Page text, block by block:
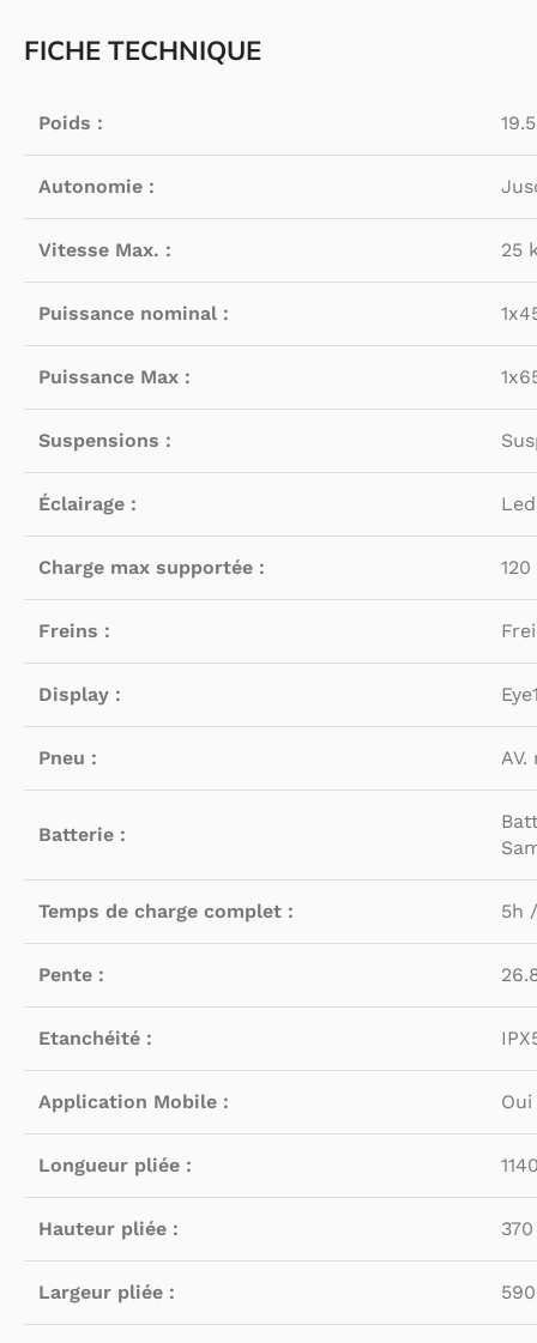
FICHE TECHNIQUE
Poids :
Autonomie :
Vitesse Max. : 25
Puissance nominal :
Puissance Max :
Suspensions :
Éclairage : Led
Charge max supportée :
Freins :
Display :
Pneu :
Batterie :
Temps de charge complet : 5h
Pente :
Etanchéité :
Application Mobile : Oui
Longueur pliée :
Hauteur pliée :
Largeur pliée :